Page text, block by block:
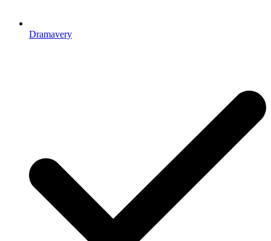
Dramavery